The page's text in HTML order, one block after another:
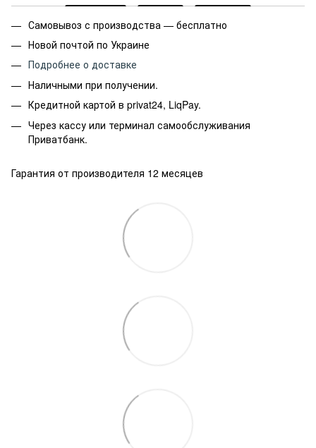
Самовывоз с производства — бесплатно
Новой почтой по Украине
Подробнее о доставке
Наличными при получении.
Кредитной картой в privat24, LiqPay.
Через кассу или терминал самообслуживания
Приватбанк.
Гарантия от производителя 12 месяцев